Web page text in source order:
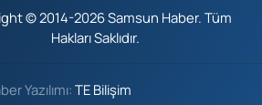
© 2014-2026 Samsun Haber. Tüm
Hakları Saklıdır.
Yazılımı: TE Bilişim